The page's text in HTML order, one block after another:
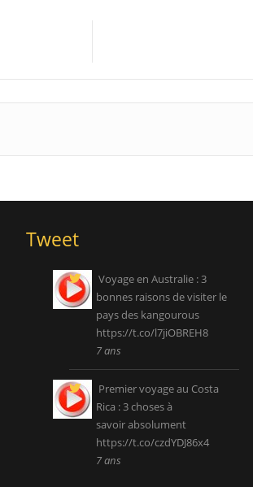
Tweet
Voyage en Australie : 3
bonnes raisons de visiter le
pays des kangourous
https://t.co/l7jiOBREH8
7 ans
Premier voyage au Costa
Rica : 3 choses à
savoir absolument
https://t.co/czdYDJ86x4
7 ans